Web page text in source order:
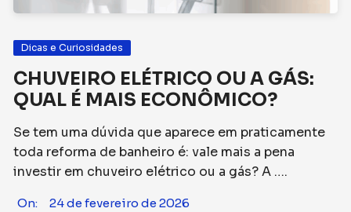
Dicas e Curiosidades
CHUVEIRO ELÉTRICO OU A GÁS:
QUAL É MAIS ECONÔMICO?
Se tem uma dúvida que aparece em praticamente
toda reforma de banheiro é: vale mais a pena
investir em chuveiro elétrico ou a gás? A ….
On: 24 de fevereiro de 2026